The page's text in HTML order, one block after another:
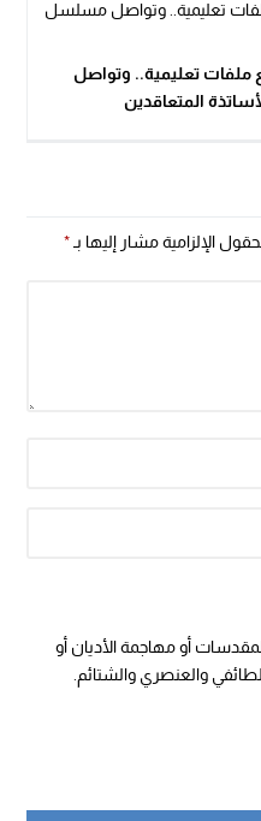
ملفات تعليمية.. وتواصل
المتعاقدين
الإلزامية مشار إليها بـ*
أو مهاجمة الأديان أو
والعنصري والشتائم.